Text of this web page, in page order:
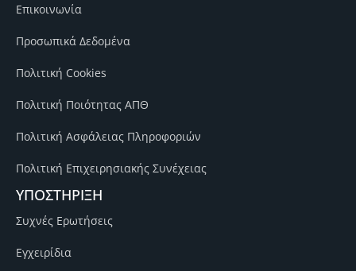
Επικοινωνία
Προσωπικά Δεδομένα
Πολιτική Cookies
Πολιτική Ποιότητας ΑΠΘ
Πολιτική Ασφάλειας Πληροφοριών
Πολιτική Επιχειρησιακής Συνέχειας
ΥΠΟΣΤΗΡΙΞΗ
Συχνές Ερωτήσεις
Εγχειρίδια